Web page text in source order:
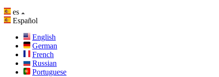
es
Español
English
German
French
Russian
Portuguese